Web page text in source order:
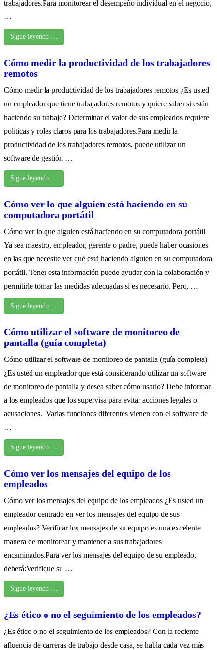
trabajadores.Para monitorear el desempeño individual en el negocio,
…
Sigue leyendo …
Cómo medir la productividad de los trabajadores
remotos
Cómo medir la productividad de los trabajadores remotos ¿Es usted
un empleador que tiene trabajadores remotos y quiere saber si están
haciendo su trabajo? Determinar el valor de sus empleados requiere
políticas y roles claros para los trabajadores.Para medir la
productividad de los trabajadores remotos, puede utilizar un
software de gestión …
Sigue leyendo …
Cómo ver lo que alguien está haciendo en su
computadora portátil
Cómo ver lo que alguien está haciendo en su computadora portátil
Ya sea maestro, empleador, gerente o padre, puede haber ocasiones
en las que necesite ver qué está haciendo alguien en su computadora
portátil. Tener esta información puede ayudar con la colaboración y
permitirle tomar las medidas adecuadas si es necesario. Pero, …
Sigue leyendo …
Cómo utilizar el software de monitoreo de
pantalla (guía completa)
Cómo utilizar el software de monitoreo de pantalla (guía completa)
¿Es usted un empleador que está considerando utilizar un software
de monitoreo de pantalla y desea saber cómo usarlo? Debe informar
a los empleados que los supervisa para evitar acciones legales o
acusaciones. Varias funciones diferentes vienen con el software de
…
Sigue leyendo …
Cómo ver los mensajes del equipo de los
empleados
Cómo ver los mensajes del equipo de los empleados ¿Es usted un
empleador centrado en ver los mensajes del equipo de sus
empleados? Verificar los mensajes de su equipo es una excelente
manera de monitorear y mantener a sus trabajadores
encaminados.Para ver los mensajes del equipo de su empleado,
deberá:Verifique su …
Sigue leyendo …
¿Es ético o no el seguimiento de los empleados?
¿Es ético o no el seguimiento de los empleados? Con la reciente
afluencia de carreras de trabajo desde casa, se habla cada vez más